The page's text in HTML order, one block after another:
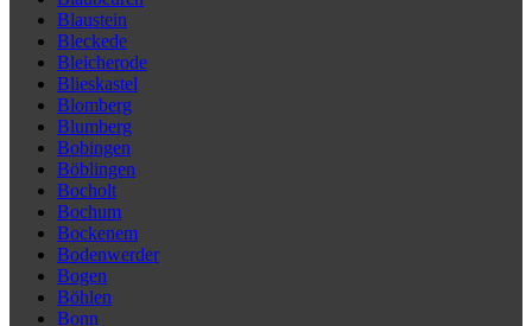
Blaustein
Bleckede
Bleicherode
Blieskastel
Blomberg
Blumberg
Bobingen
Böblingen
Bocholt
Bochum
Bockenem
Bodenwerder
Bogen
Böhlen
Bonn